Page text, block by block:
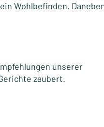
Wohlbefinden.
unserer
zaubert.